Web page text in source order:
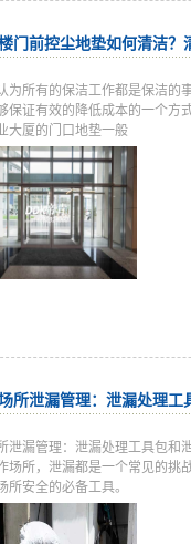
门前控尘地垫如何清洁
为所有的保洁工作都是保洁的
保证有效的降低成本的一个方
大厦的门口地垫一般
所泄漏管理：泄漏处理工
泄漏管理：泄漏处理工具包和
场所，泄漏都是一个常见的挑
所安全的必备工具。